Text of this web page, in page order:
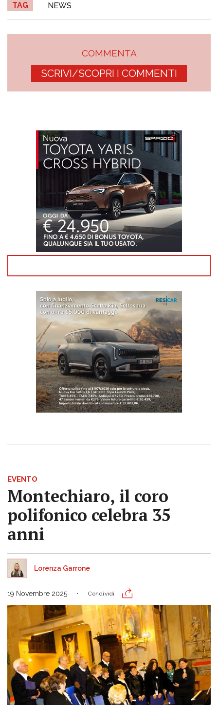
TAG NEWS
COMMENTA
SCRIVI/SCOPRI I COMMENTI
EVENTO
Montechiaro, il coro
polifonico celebra 35
anni
Lorenza Garrone
19 Novembre 2025 Condividi